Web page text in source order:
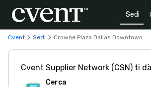
Sedi
Cvent Sedi Crowne Plaza Dallas Downtown
Cvent Supplier Network (CSN) ti
Cerca